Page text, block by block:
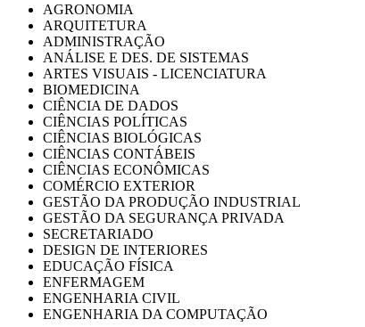
AGRONOMIA
ARQUITETURA
ADMINISTRAÇÃO
ANÁLISE E DES. DE SISTEMAS
ARTES VISUAIS - LICENCIATURA
BIOMEDICINA
CIÊNCIA DE DADOS
CIÊNCIAS POLÍTICAS
CIÊNCIAS BIOLÓGICAS
CIÊNCIAS CONTÁBEIS
CIÊNCIAS ECONÔMICAS
COMÉRCIO EXTERIOR
GESTÃO DA PRODUÇÃO INDUSTRIAL
GESTÃO DA SEGURANÇA PRIVADA
SECRETARIADO
DESIGN DE INTERIORES
EDUCAÇÃO FÍSICA
ENFERMAGEM
ENGENHARIA CIVIL
ENGENHARIA DA COMPUTAÇÃO